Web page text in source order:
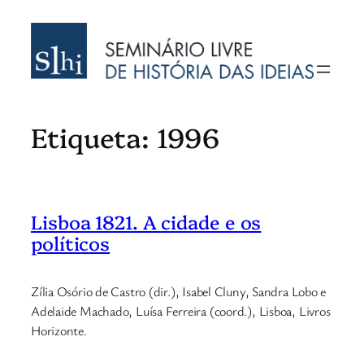
conteúdo
Etiqueta: 1996
Lisboa 1821. A cidade e os
políticos
Zília Osório de Castro (dir.), Isabel Cluny, Sandra Lobo e
Adelaide Machado, Luísa Ferreira (coord.), Lisboa, Livros
Horizonte.